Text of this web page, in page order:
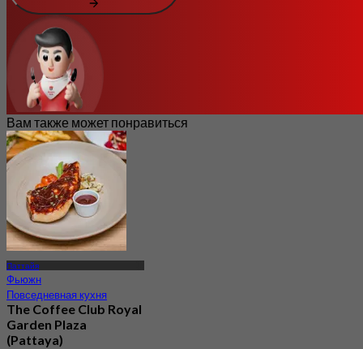
Вам также может понравиться
Паттайя
Фьюжн
Повседневная кухня
The Coffee Club Royal
Garden Plaza
(Pattaya)